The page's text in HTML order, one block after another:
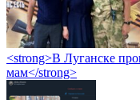
<strong>В Луганске
мам</strong>